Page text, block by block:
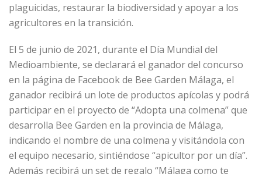
plaguicidas, restaurar la biodiversidad y apoyar a los
agricultores en la transición.
El 5 de junio de 2021, durante el Día Mundial del
Medioambiente, se declarará el ganador del concurso
en la página de Facebook de Bee Garden Málaga, el
ganador recibirá un lote de productos apícolas y podrá
participar en el proyecto de “Adopta una colmena” que
desarrolla Bee Garden en la provincia de Málaga,
indicando el nombre de una colmena y visitándola con
el equipo necesario, sintiéndose “apicultor por un día”.
Además recibirá un set de regalo “Málaga como te